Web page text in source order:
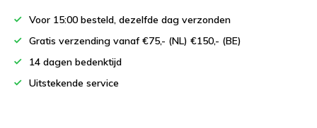
Voor 15:00 besteld, dezelfde dag verzonden
Gratis verzending vanaf €75,- (NL) €150,- (BE)
14 dagen bedenktijd
Uitstekende service